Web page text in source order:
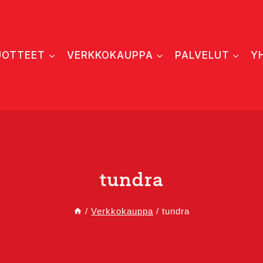
VERKKOKAUPPA PALVELUT
tundra
/ Verkkokauppa / tundra